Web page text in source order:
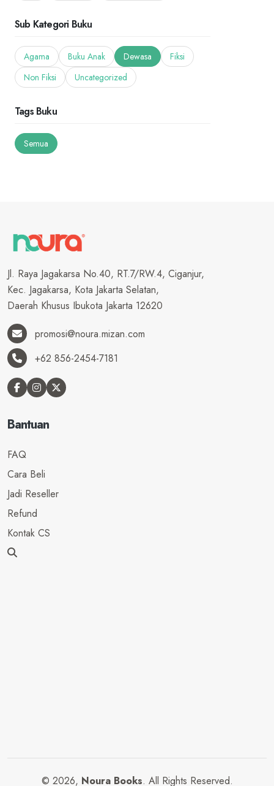
Sub Kategori Buku
Agama Buku Anak Dewasa
Fiksi
Non Fiksi
Uncategorized
Tags Buku
Semua
Jl. Raya Jagakarsa No.40, RT.7/RW.4, Ciganjur,
Kec. Jagakarsa, Kota Jakarta Selatan,
Daerah Khusus Ibukota Jakarta 12620
promosi@noura.mizan.com
+62 856-2454-7181
Bantuan
FAQ
Cara Beli
Jadi Reseller
Refund
Kontak CS
© 2026, Noura Books. All Rights Reserved.